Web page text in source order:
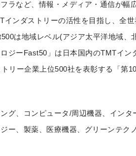
ラなど、情報・メディア・通信が幅
ンダストリーの活性を目指し、全
は地域レベル(アジア太平洋地域、
ジーFast50」は日本国内のTMTイン
リー企業上位500社を表彰する「第
グ、コンピュータ/周辺機器、イン
ー、製薬、医療機器、グリーンテク